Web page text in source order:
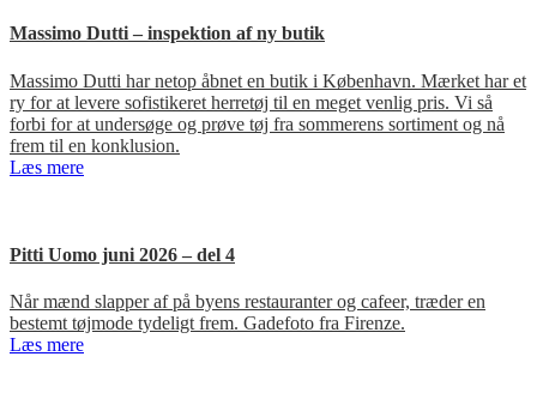
Massimo Dutti – inspektion af ny butik
Massimo Dutti har netop åbnet en butik i København. Mærket har et
ry for at levere sofistikeret herretøj til en meget venlig pris. Vi så
forbi for at undersøge og prøve tøj fra sommerens sortiment og nå
frem til en konklusion.
Læs mere
Pitti Uomo juni 2026 – del 4
Når mænd slapper af på byens restauranter og cafeer, træder en
bestemt tøjmode tydeligt frem. Gadefoto fra Firenze.
Læs mere